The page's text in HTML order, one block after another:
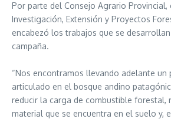
Por parte del Consejo Agrario Provincial,
Investigación, Extensión y Proyectos
encabezó los trabajos que se
campaña.
“Nos encontramos llevando adelante un
articulado en el bosque andino
reducir la carga de combustible forestal,
material que se encuentra en el suelo y,